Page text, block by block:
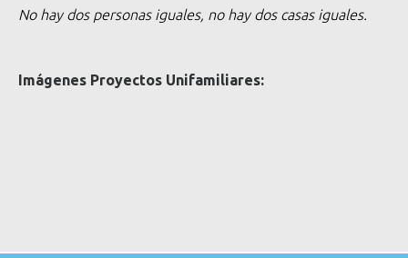
No hay dos personas iguales, no hay dos casas iguales.
Imágenes Proyectos Unifamiliares: